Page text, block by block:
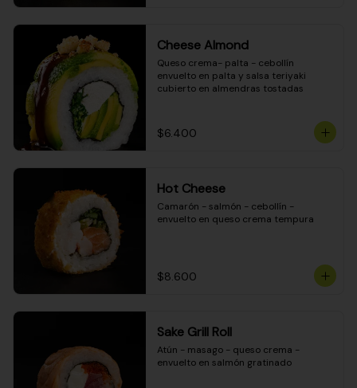
Cheese Almond
Queso crema- palta - cebollín
envuelto en palta y salsa teriyaki
cubierto en almendras tostadas
$6.400
Hot Cheese
Camarón - salmón - cebollín -
envuelto en queso crema tempura
$8.600
Sake Grill Roll
Atún - masago - queso crema -
envuelto en salmón gratinado